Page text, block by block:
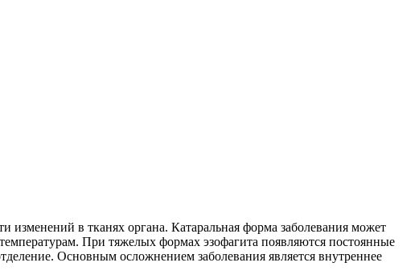
в тканях органа. Катаральная форма заболевания может
При тяжелых формах эзофагита появляются постоянные
Основным осложнением заболевания является внутреннее